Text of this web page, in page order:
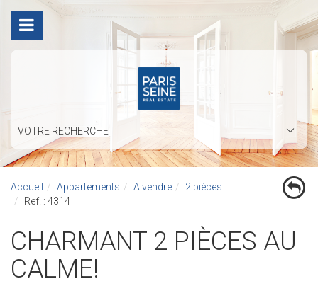
VOTRE RECHERCHE
Accueil Appartements A vendre
2 pièces
Ref. : 4314
CHARMANT 2 PIÈCES AU
CALME!